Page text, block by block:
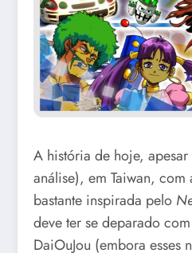
A história de hoje, apesar
análise), em Taiwan,
bastante inspirada pelo
deve ter se deparado
DaiOuJou (embora esses